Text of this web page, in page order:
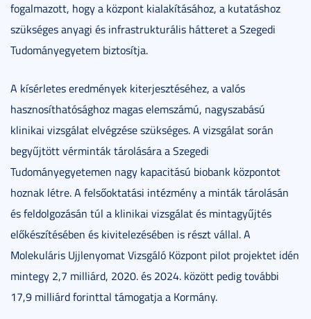
fogalmazott, hogy a központ kialakításához, a kutatáshoz
szükséges anyagi és infrastrukturális hátteret a Szegedi
Tudományegyetem biztosítja.
A kísérletes eredmények kiterjesztéséhez, a valós
hasznosíthatósághoz magas elemszámú, nagyszabású
klinikai vizsgálat elvégzése szükséges. A vizsgálat során
begyűjtött vérminták tárolására a Szegedi
Tudományegyetemen nagy kapacitású biobank központot
hoznak létre. A felsőoktatási intézmény a minták tárolásán
és feldolgozásán túl a klinikai vizsgálat és mintagyűjtés
előkészítésében és kivitelezésében is részt vállal. A
Molekuláris Ujjlenyomat Vizsgáló Központ pilot projektet idén
mintegy 2,7 milliárd, 2020. és 2024. között pedig további
17,9 milliárd forinttal támogatja a Kormány.